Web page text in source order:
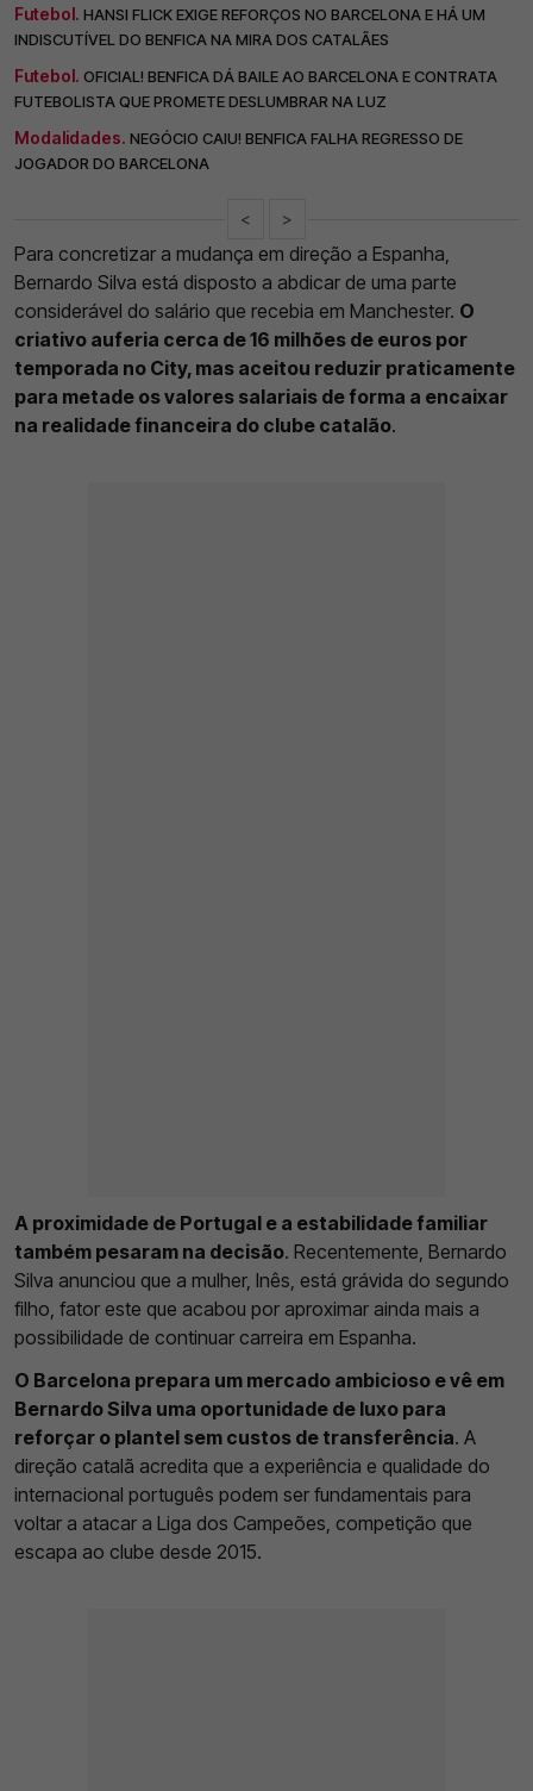
Futebol. HANSI FLICK EXIGE REFORÇOS NO BARCELONA E HÁ UM
INDISCUTÍVEL DO BENFICA NA MIRA DOS CATALÃES
Futebol. OFICIAL! BENFICA DÁ BAILE AO BARCELONA E CONTRATA
FUTEBOLISTA QUE PROMETE DESLUMBRAR NA LUZ
Modalidades. NEGÓCIO CAIU! BENFICA FALHA REGRESSO DE
JOGADOR DO BARCELONA
< >
Para concretizar a mudança em direção a Espanha,
Bernardo Silva está disposto a abdicar de uma parte
considerável do salário que recebia em Manchester. O
criativo auferia cerca de 16 milhões de euros por
temporada no City, mas aceitou reduzir praticamente
para metade os valores salariais de forma a encaixar
na realidade financeira do clube catalão.
A proximidade de Portugal e a estabilidade familiar
também pesaram na decisão. Recentemente, Bernardo
Silva anunciou que a mulher, Inês, está grávida do segundo
filho, fator este que acabou por aproximar ainda mais a
possibilidade de continuar carreira em Espanha.
O Barcelona prepara um mercado ambicioso e vê em
Bernardo Silva uma oportunidade de luxo para
reforçar o plantel sem custos de transferência. A
direção catalã acredita que a experiência e qualidade do
internacional português podem ser fundamentais para
voltar a atacar a Liga dos Campeões, competição que
escapa ao clube desde 2015.